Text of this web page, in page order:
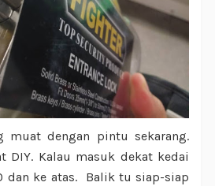
muat dengan pintu sekarang.
DIY. Kalau masuk dekat kedai
dan ke atas. Balik tu siap-siap